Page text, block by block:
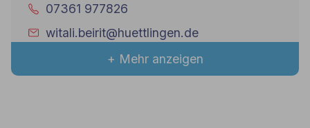
07361 977826
witali.beirit@huettlingen.de
+ Mehr anzeigen